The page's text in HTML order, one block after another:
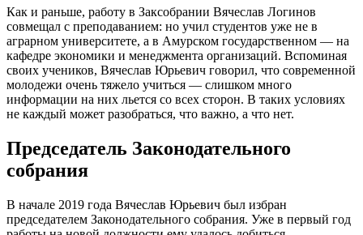
Как и раньше, работу в Заксобрании Вячеслав Логинов
совмещал с преподаванием: но учил студентов уже не в
аграрном университете, а в Амурском государственном — на
кафедре экономики и менеджмента организаций. Вспоминая
своих учеников, Вячеслав Юрьевич говорил, что современной
молодежи очень тяжело учиться — слишком много
информации на них льется со всех сторон. В таких условиях
не каждый может разобраться, что важно, а что нет.
Председатель Законодательного
собрания
В начале 2019 года Вячеслав Юрьевич был избран
председателем Законодательного собрания. Уже в первый год